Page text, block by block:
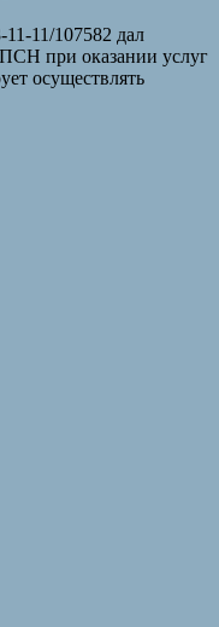
11/107582 дал
при оказании услуг
осуществлять